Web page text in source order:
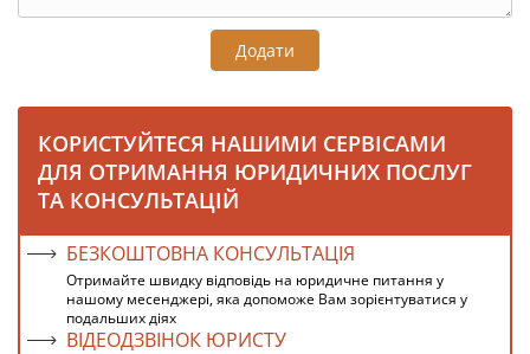
Додати
КОРИСТУЙТЕСЯ НАШИМИ СЕРВІСАМИ
ДЛЯ ОТРИМАННЯ ЮРИДИЧНИХ ПОСЛУГ
ТА КОНСУЛЬТАЦІЙ
БЕЗКОШТОВНА КОНСУЛЬТАЦІЯ
Отримайте швидку відповідь на юридичне питання у
нашому месенджері, яка допоможе Вам зорієнтуватися у
подальших діях
ВІДЕОДЗВІНОК ЮРИСТУ